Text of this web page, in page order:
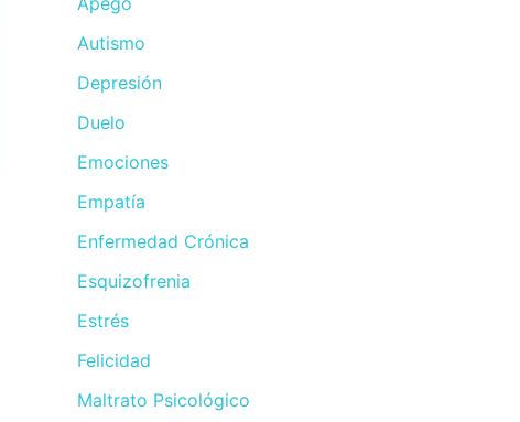
Autismo
Depresión
Duelo
Emociones
Empatía
Enfermedad Crónica
Esquizofrenia
Estrés
Felicidad
Maltrato Psicológico